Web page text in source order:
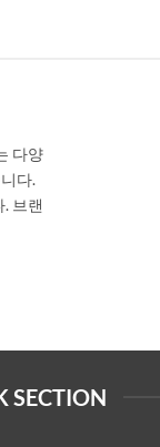
다양
다.
브랜
SECTION